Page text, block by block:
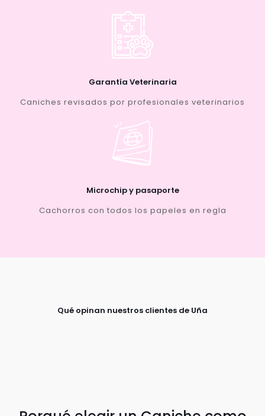
Garantía Veterinaria
Caniches revisados por profesionales veterinarios
Microchip y pasaporte
Cachorros con todos los papeles en regla
Qué opinan nuestros clientes de Uña